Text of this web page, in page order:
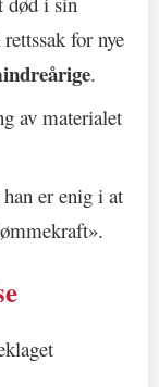
for nye
.
av materialet
er enig i at